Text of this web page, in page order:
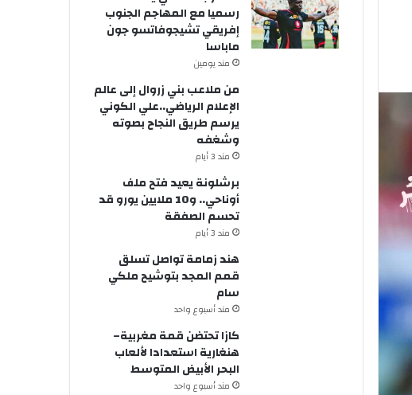
رسميا مع المهاجم الجنوب
إفريقي تشيجوفاتسو جون
ماباسا
مند يومين
من ملاعب بني زروال إلى عالم
الإعلام الرياضي..علي الكوني
يرسم طريق النجاح بصوته
وشغفه
مند 3 أيام
برشلونة يعيد فتح ملف
أوناحي.. و10 ملايين يورو قد
تحسم الصفقة
مند 3 أيام
هند زمامة تواصل تسلق
قمم المجد بتوشيح ملكي
سام
مند أسبوع واحد
كازا تحتضن قمة مغربية–
هنغارية استعدادا لألعاب
البحر الأبيض المتوسط
مند أسبوع واحد